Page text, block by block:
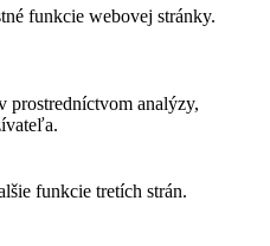
funkcie webovej stránky.
prostredníctvom analýzy,
funkcie tretích strán.